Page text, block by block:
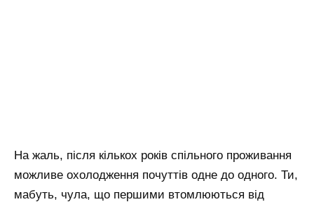
На жаль, після кількох років спільного проживання
можливе охолодження почуттів одне до одного. Ти,
мабуть, чула, що першими втомлюються від